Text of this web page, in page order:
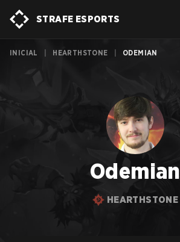
STRAFE ESPORTS
INICIAL HEARTHSTONE ODEMIAN
Odemian
HEARTHSTONE